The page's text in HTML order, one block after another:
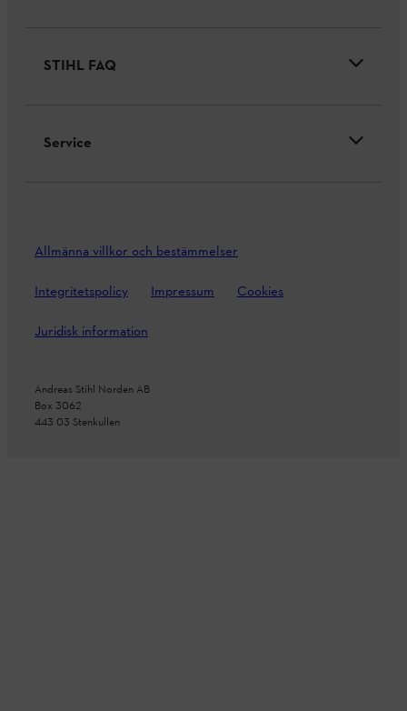
STIHL FAQ
Service
Allmänna villkor och bestämmelser
Integritetspolicy Impressum Cookies
Juridisk information
Andreas Stihl Norden AB
Box 3062
443 03 Stenkullen